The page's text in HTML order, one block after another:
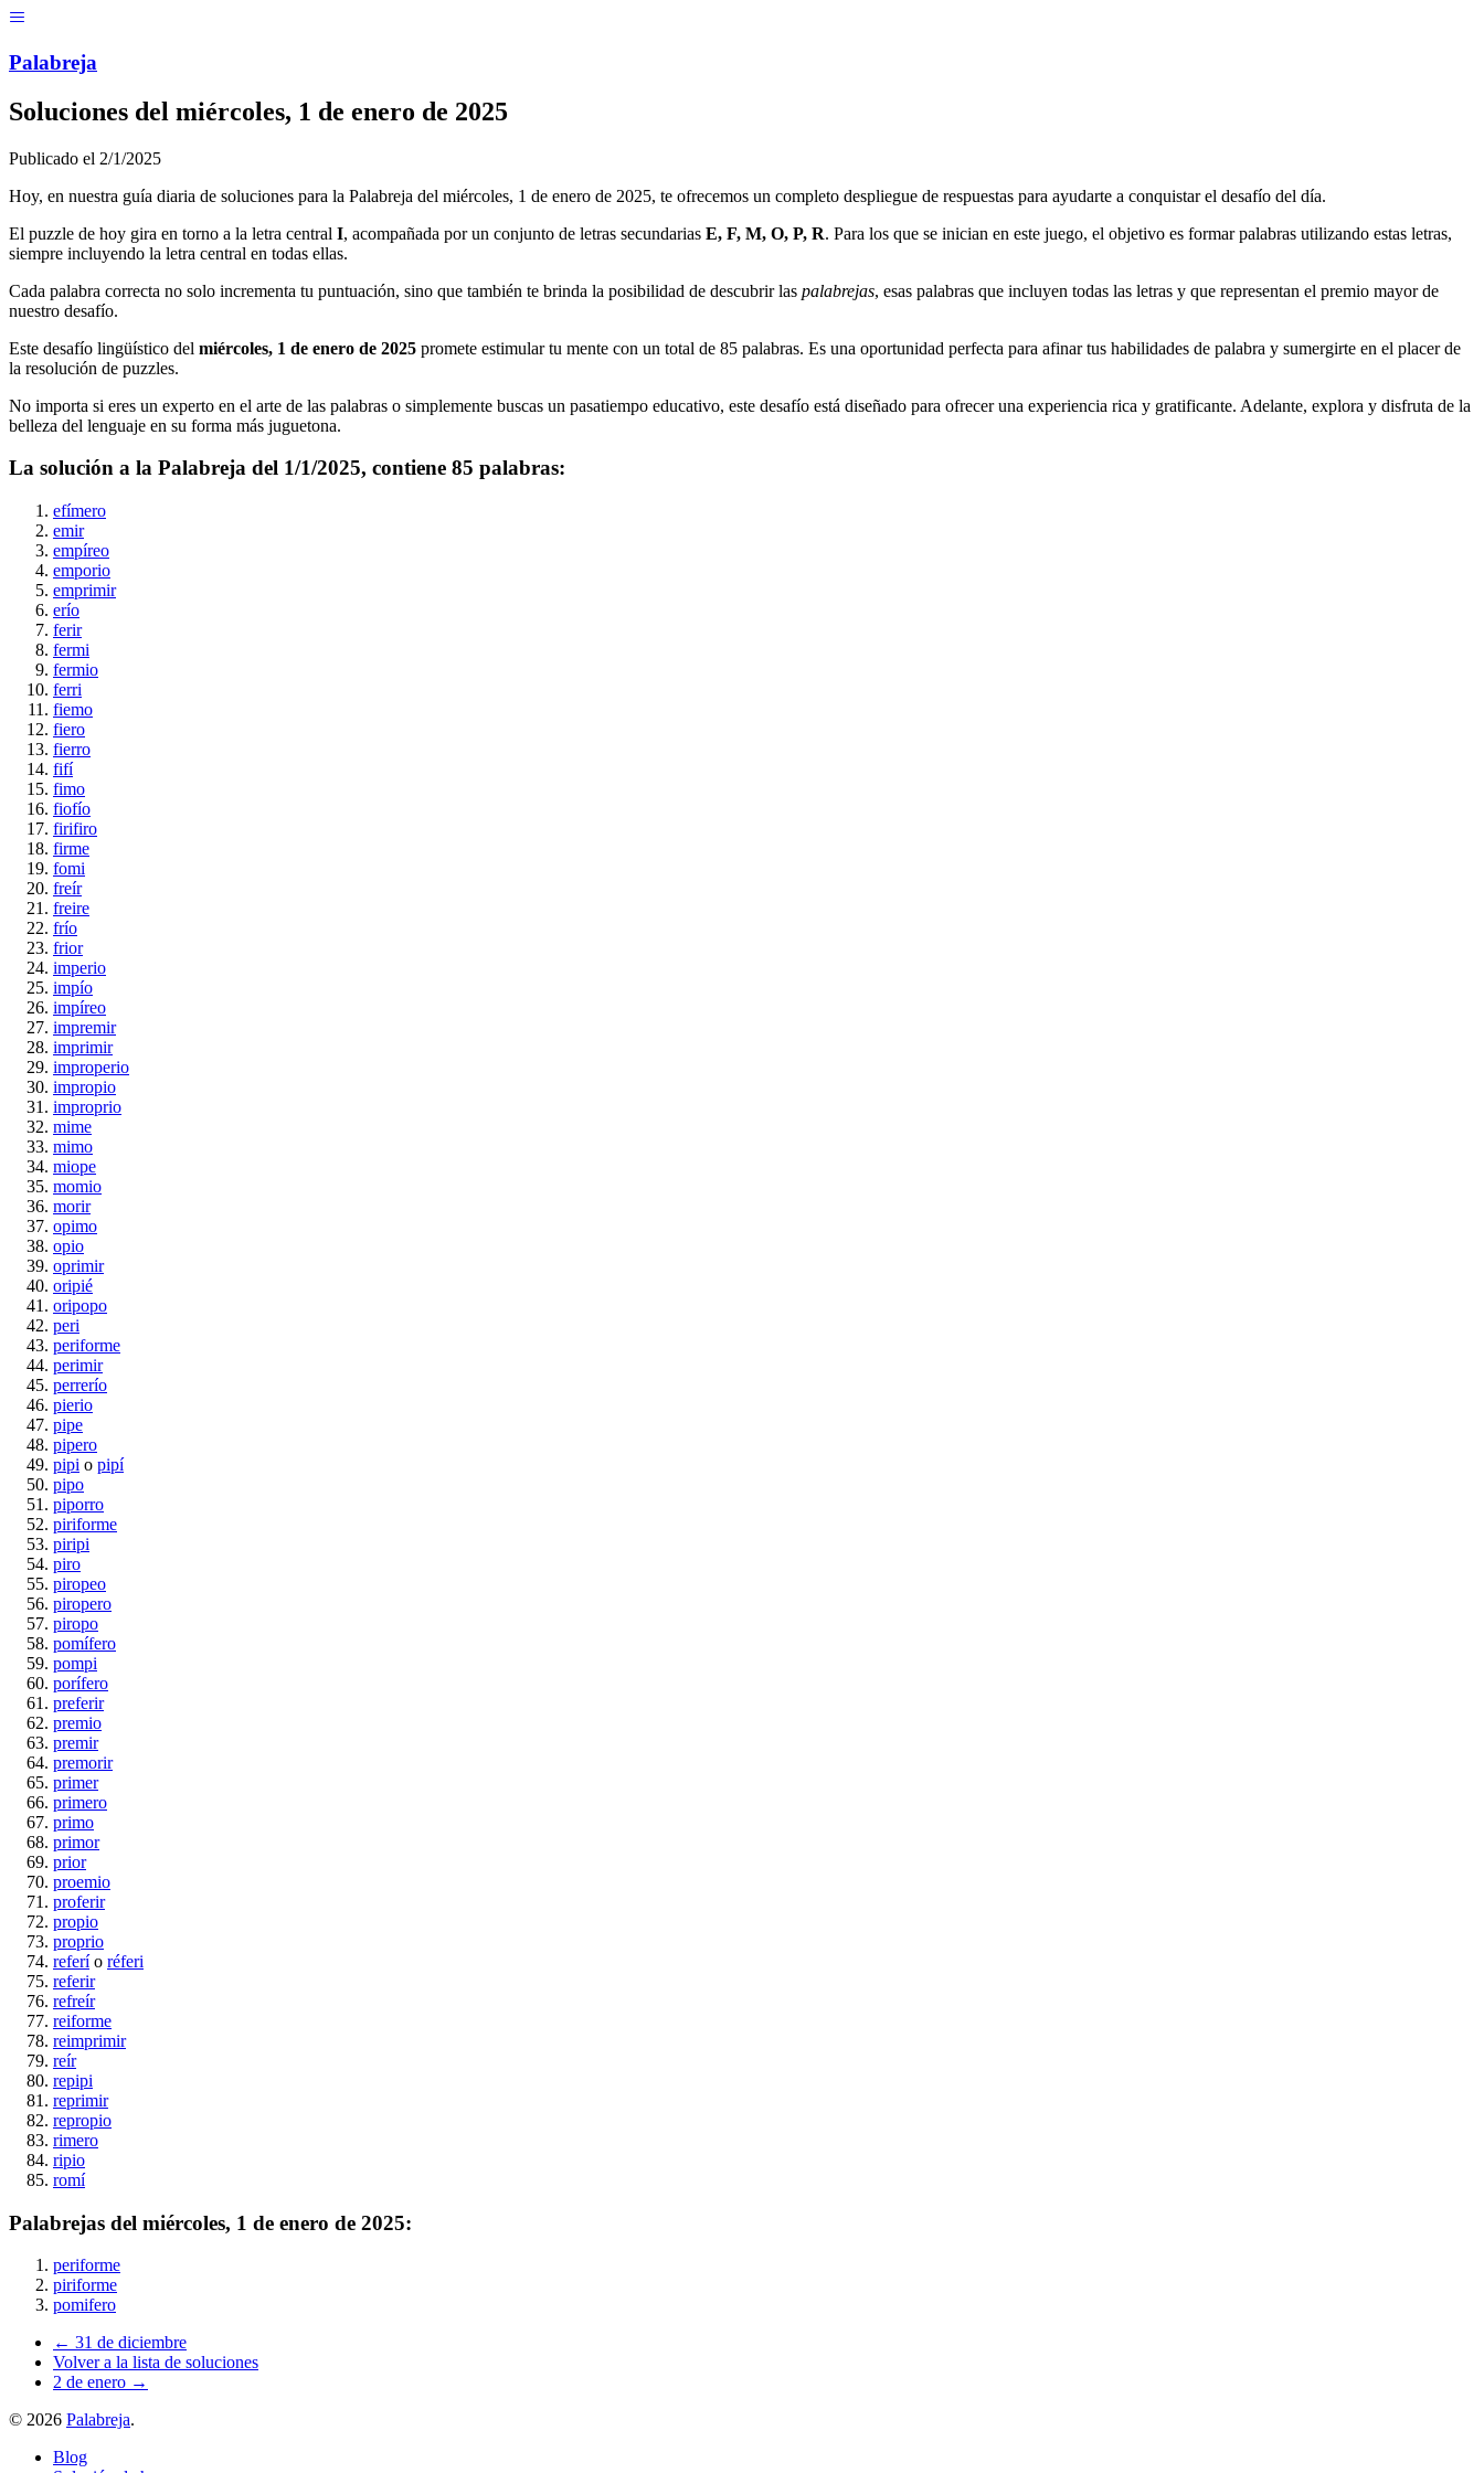
Palabreja
Soluciones del miércoles, 1 de enero de 2025
Publicado el 2/1/2025
Hoy, en nuestra guía diaria de soluciones para la Palabreja del miércoles, 1 de enero de 2025, te ofrecemos un completo despliegue de respuestas para ayudarte a conquistar el desafío del día.
El puzzle de hoy gira en torno a la letra central I, acompañada por un conjunto de letras secundarias E, F, M, O, P, R. Para los que se inician en este juego, el objetivo es formar palabras utilizando estas letras,
siempre incluyendo la letra central en todas ellas.
Cada palabra correcta no solo incrementa tu puntuación, sino que también te brinda la posibilidad de descubrir las palabrejas, esas palabras que incluyen todas las letras y que representan el premio mayor de
nuestro desafío.
Este desafío lingüístico del miércoles, 1 de enero de 2025 promete estimular tu mente con un total de 85 palabras. Es una oportunidad perfecta para afinar tus habilidades de palabra y sumergirte en el placer de
la resolución de puzzles.
No importa si eres un experto en el arte de las palabras o simplemente buscas un pasatiempo educativo, este desafío está diseñado para ofrecer una experiencia rica y gratificante. Adelante, explora y disfruta de la
belleza del lenguaje en su forma más juguetona.
La solución a la Palabreja del 1/1/2025, contiene 85 palabras:
efímero
emir
empíreo
emporio
emprimir
erío
ferir
fermi
fermio
ferri
fiemo
fiero
fierro
fifí
fimo
fiofío
firifiro
firme
fomi
freír
freire
frío
frior
imperio
impío
impíreo
impremir
imprimir
improperio
impropio
improprio
mime
mimo
miope
momio
morir
opimo
opio
oprimir
oripié
oripopo
peri
periforme
perimir
perrerío
pierio
pipe
pipero
pipi o pipí
pipo
piporro
piriforme
piripi
piro
piropeo
piropero
piropo
pomífero
pompi
porífero
preferir
premio
premir
premorir
primer
primero
primo
primor
prior
proemio
proferir
propio
proprio
referío réferi
referir
refreír
reiforme
reimprimir
reír
repipi
reprimir
repropio
rimero
ripio
romí
Palabrejas del miércoles, 1 de enero de 2025:
periforme
piriforme
pomifero
← 31 de diciembre
Volver a la lista de soluciones
2 de enero →
© 2026 Palabreja.
Blog